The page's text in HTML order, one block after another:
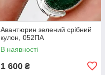
Авантюрин зелений срібний
кулон, 052ПА
В наявності
1 600 ₴